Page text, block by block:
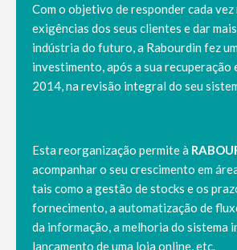
Com o objetivo de responder cada vez
exigências dos seus clientes e dar
indústria do futuro, a Rabourdin fez
investimento, após a sua recuperação
2014, na revisão integral do seu
Esta reorganização permite à
acompanhar o seu crescimento em
tais como a gestão de stocks e os
fornecimento, a automatização de
da informação, a melhoria do sistema
lançamento de uma loja online, etc.